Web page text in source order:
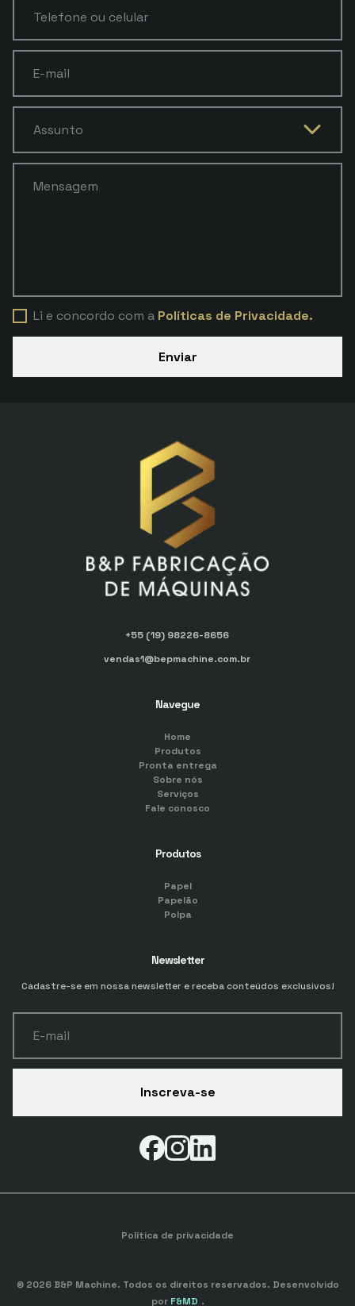
Telefone ou celular
E-mail
Assunto
Mensagem
Li e concordo com a Políticas de Privacidade.
Enviar
+55 (19) 98226-8656
vendas1@bepmachine.com.br
Navegue
Home
Produtos
Pronta entrega
Sobre nós
Serviços
Fale conosco
Produtos
Papel
Papelão
Polpa
Newsletter
Cadastre-se em nossa newsletter e receba conteúdos exclusivos!
E-mail
Inscreva-se
Política de privacidade
© 2026 B&P Machine. Todos os direitos reservados. Desenvolvido
por F&MD .